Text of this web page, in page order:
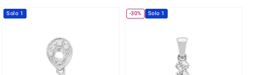
Solo 1 -30% Solo 1